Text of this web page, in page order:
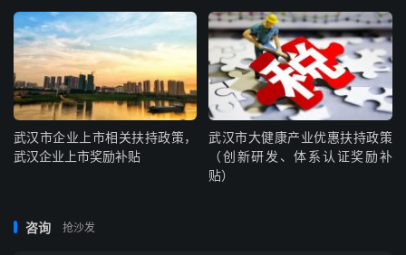
武汉市企业上市相关扶持政策，
武汉企业上市奖励补贴
武汉市大健康产业优惠扶持政策
（创新研发、体系认证奖励补
贴）
咨询 抢沙发